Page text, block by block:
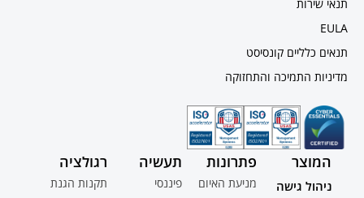
תנאי שירות
EULA
תנאים כלליים קונסיסט
מדיניות התמיכה והתחזוקה
המוצר
ניהול גישה
פתרונות
מניעת האיום
תעשיה
פיננסי
רגולציה
תקנות הגנת